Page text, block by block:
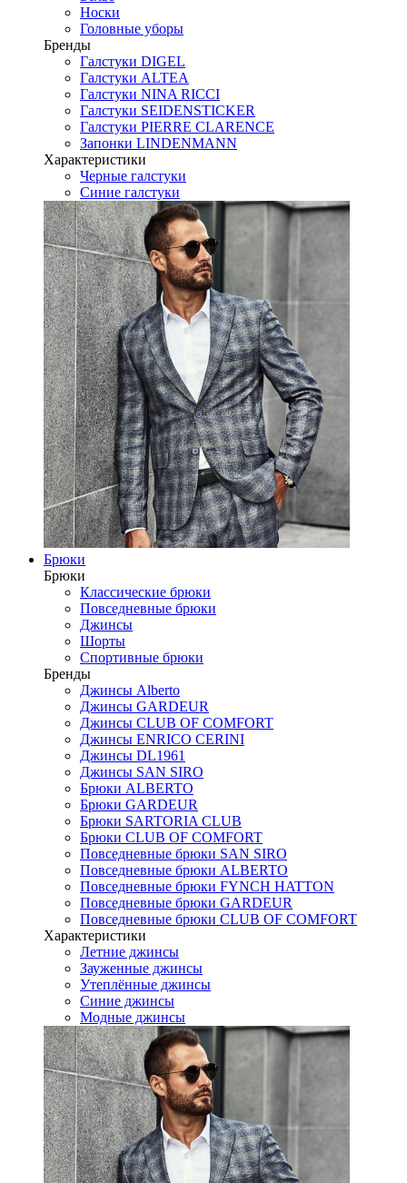
Носки
Головные уборы
Бренды
Галстуки DIGEL
Галстуки ALTEA
Галстуки NINA RICCI
Галстуки SEIDENSTICKER
Галстуки PIERRE CLARENCE
Запонки LINDENMANN
Характеристики
Черные галстуки
Синие галстуки
Брюки
Брюки
Классические брюки
Повседневные брюки
Джинсы
Шорты
Спортивные брюки
Бренды
Джинсы Alberto
Джинсы GARDEUR
Джинсы CLUB OF COMFORT
Джинсы ENRICO CERINI
Джинсы DL1961
Джинсы SAN SIRO
Брюки ALBERTO
Брюки GARDEUR
Брюки SARTORIA CLUB
Брюки CLUB OF COMFORT
Повседневные брюки SAN SIRO
Повседневные брюки ALBERTO
Повседневные брюки FYNCH HATTON
Повседневные брюки GARDEUR
Повседневные брюки CLUB OF COMFORT
Характеристики
Летние джинсы
Зауженные джинсы
Утеплённые джинсы
Синие джинсы
Модные джинсы